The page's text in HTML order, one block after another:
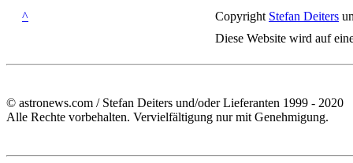
^ Copyright Stefan Deiters
Diese Website wird auf
© astronews.com / Stefan Deiters und/oder Lieferanten 1999 - 2020
Alle Rechte vorbehalten. Vervielfältigung nur mit Genehmigung.